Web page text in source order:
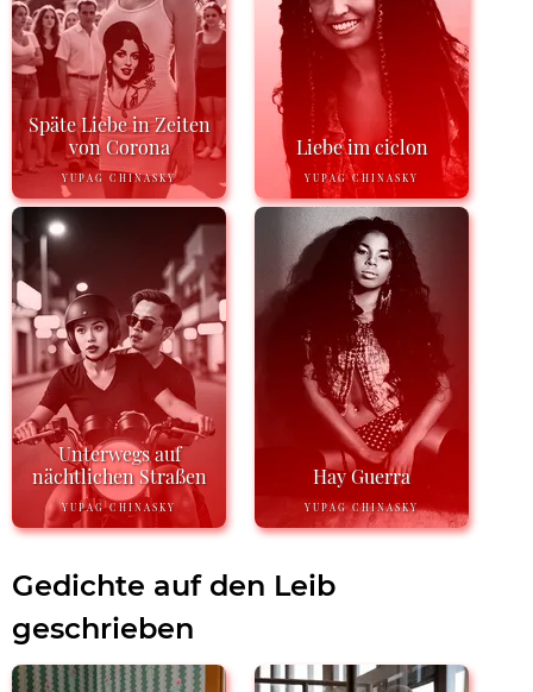
Späte Liebe in Zeiten
von Corona
YUPAG CHINASKY
Liebe im ciclon
YUPAG CHINASKY
Unterwegs auf
nächtlichen Straßen
YUPAG CHINASKY
Hay Guerra
YUPAG CHINASKY
Gedichte auf den Leib
geschrieben